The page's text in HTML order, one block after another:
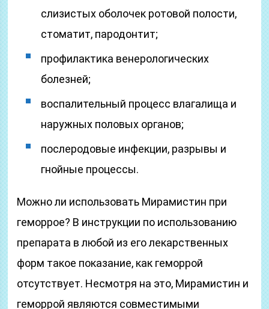
слизистых оболочек ротовой полости,
стоматит, пародонтит;
профилактика венерологических
болезней;
воспалительный процесс влагалища и
наружных половых органов;
послеродовые инфекции, разрывы и
гнойные процессы.
Можно ли использовать Мирамистин при
геморрое? В инструкции по использованию
препарата в любой из его лекарственных
форм такое показание, как геморрой
отсутствует. Несмотря на это, Мирамистин и
геморрой являются совместимыми